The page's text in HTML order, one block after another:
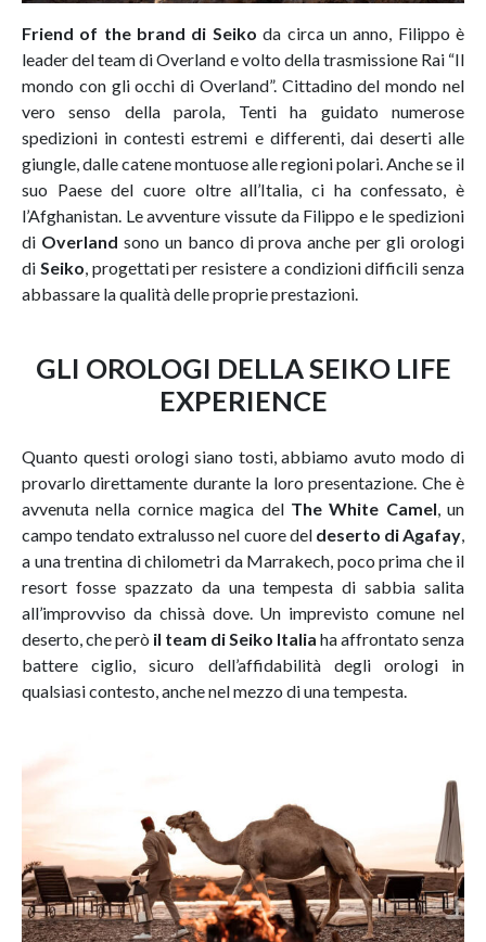
Friend of the brand di Seiko da circa un anno, Filippo è
leader del team di Overland e volto della trasmissione Rai “Il
mondo con gli occhi di Overland”. Cittadino del mondo nel
vero senso della parola, Tenti ha guidato numerose
spedizioni in contesti estremi e differenti, dai deserti alle
giungle, dalle catene montuose alle regioni polari. Anche se il
suo Paese del cuore oltre all’Italia, ci ha confessato, è
l’Afghanistan. Le avventure vissute da Filippo e le spedizioni
di Overland sono un banco di prova anche per gli orologi
di Seiko, progettati per resistere a condizioni difficili senza
abbassare la qualità delle proprie prestazioni.
GLI OROLOGI DELLA SEIKO LIFE
EXPERIENCE
Quanto questi orologi siano tosti, abbiamo avuto modo di
provarlo direttamente durante la loro presentazione. Che è
avvenuta nella cornice magica del The White Camel, un
campo tendato extralusso nel cuore del deserto di Agafay,
a una trentina di chilometri da Marrakech, poco prima che il
resort fosse spazzato da una tempesta di sabbia salita
all’improvviso da chissà dove. Un imprevisto comune nel
deserto, che però il team di Seiko Italia ha affrontato senza
battere ciglio, sicuro dell’affidabilità degli orologi in
qualsiasi contesto, anche nel mezzo di una tempesta.